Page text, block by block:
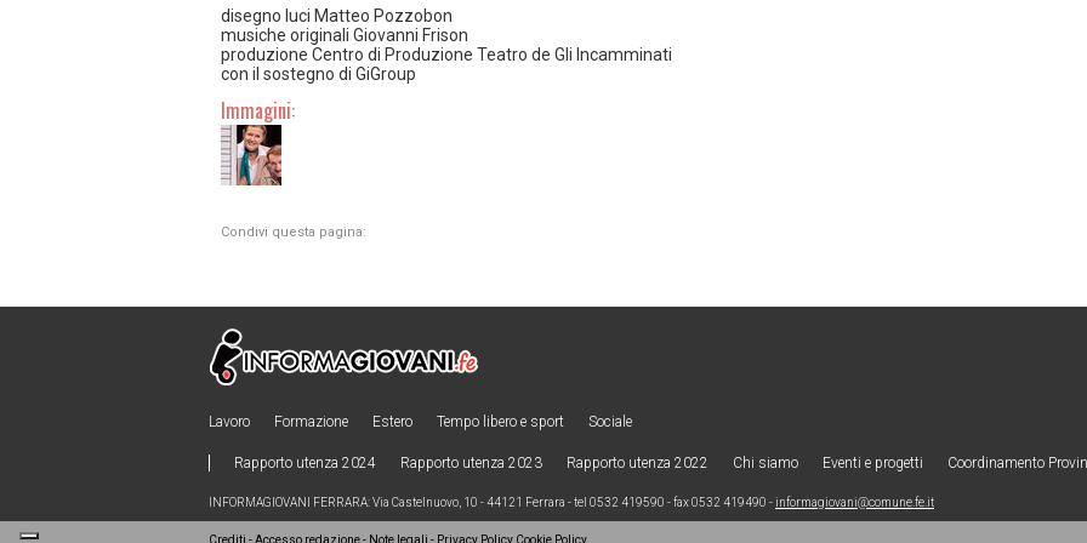
disegno luci Matteo Pozzobon
musiche originali Giovanni Frison
produzione Centro di Produzione Teatro de Gli Incamminati
con il sostegno di GiGroup
Immagini:
Condivi questa pagina:
Lavoro Formazione Estero Tempo libero e sport Sociale
Rapporto utenza 2024 Rapporto utenza 2023 Rapporto utenza 2022 Chi siamo Eventi e progetti Coordinamento
INFORMAGIOVANI FERRARA: Via Castelnuovo, 10 - 44121 Ferrara - tel 0532 419590 - fax 0532 419490 -informagiovani@comune.fe.it
Crediti -Accesso redazione- Note legali - Privacy Policy Cookie Policy